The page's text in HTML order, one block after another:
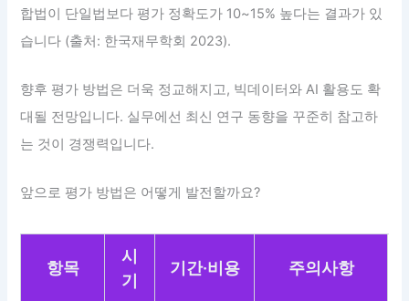
합법이 단일법보다 평가 정확도가 10~15% 높다는 결과가 있
습니다 (출처: 한국재무학회 2023).
향후 평가 방법은 더욱 정교해지고, 빅데이터와 AI 활용도 확
대될 전망입니다. 실무에선 최신 연구 동향을 꾸준히 참고하
는 것이 경쟁력입니다.
앞으로 평가 방법은 어떻게 발전할까요?
항목
시
기
기간·비용 주의사항